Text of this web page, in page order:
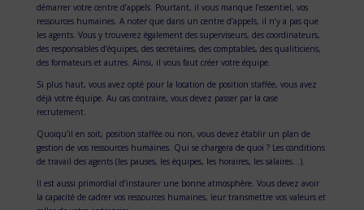
démarrer votre centre d’appels. Pourtant, il vous manque l’essentiel, vos
ressources humaines. A noter que dans un centre d’appels, il n’y a pas que
les agents. Vous y trouverez également des superviseurs, des coordinateurs,
des responsables d’équipes, des secrétaires, des comptables, des qualiticiens,
des formateurs et autres. Ainsi, il vous faut créer votre équipe.
Si plus haut, vous avez opté pour la location de position staffée, vous avez
déjà votre équipe. Au cas contraire, vous devez passer par la case
recrutement.
Quoiqu’il en soit, position staffée ou non, vous devez établir un plan de
gestion de vos ressources humaines. Qui se chargera de quoi ? Les conditions
de travail des agents (les pauses, les équipes, les horaires, les salaires…).
Il est aussi primordial d’instaurer une bonne atmosphère. Vous devez avoir
la capacité de cadrer vos ressources humaines, leur transmettre vos valeurs et